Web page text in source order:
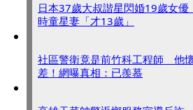
日本37歲大叔諧星閃婚19歲女
時童星妻「才13歲」
社區警衛竟是前竹科工程師 他
差！網曝真相：已羨慕